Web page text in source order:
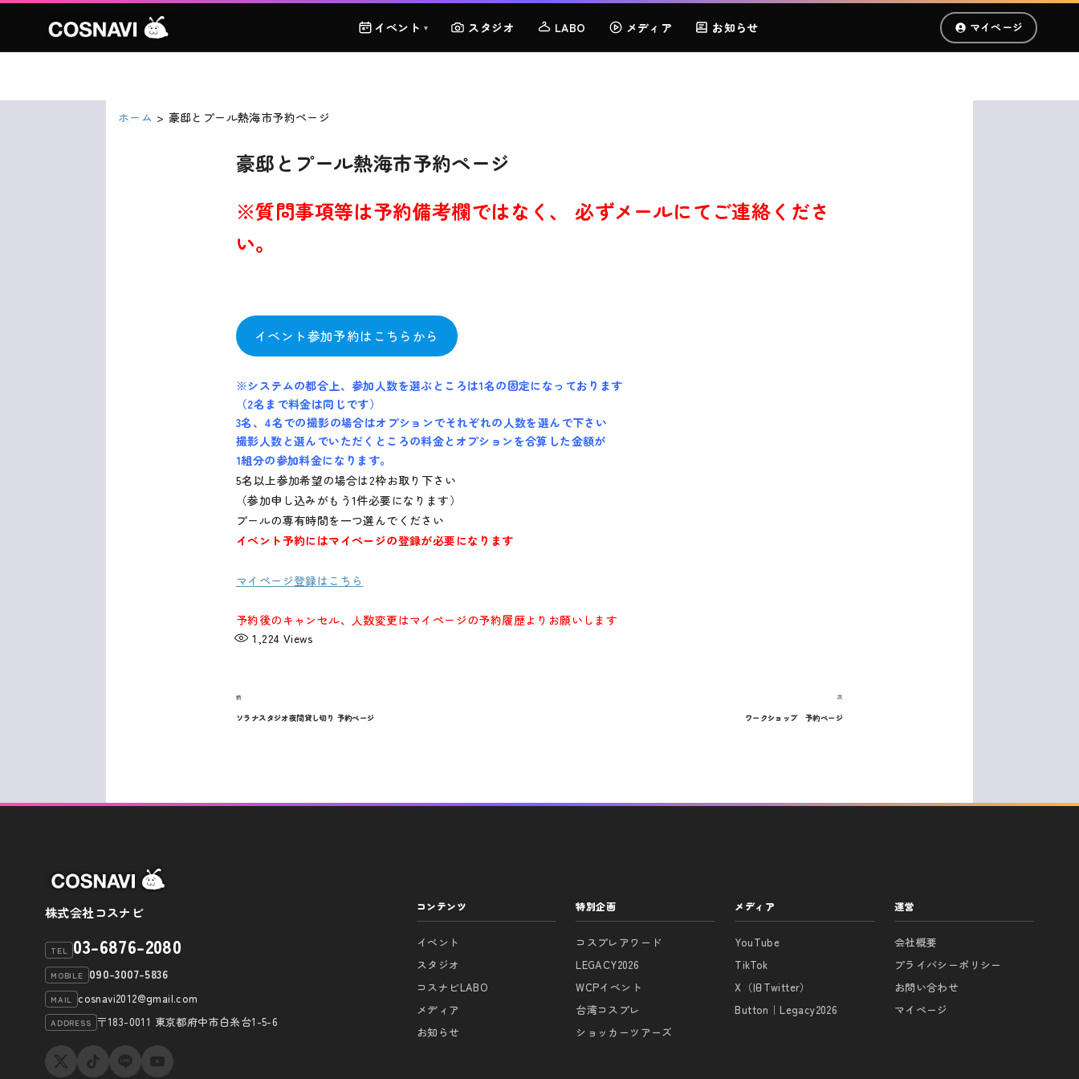
イベント ▾ スタジオ LABO メディア お知らせ マイページ
ホーム 豪邸とプール熱海市予約ページ
豪邸とプール熱海市予約ページ
※質問事項等は予約備考欄ではなく、 必ずメールにてご連絡くださ
い。
イベント参加予約はこちらから
※システムの都合上、参加人数を選ぶところは1名の固定になっております
（2名まで料金は同じです）
3名、4名での撮影の場合はオプションでそれぞれの人数を選んで下さい
撮影人数と選んでいただくところの料金とオプションを合算した金額が
1組分の参加料金になります。
5名以上参加希望の場合は2枠お取り下さい
（参加申し込みがもう1件必要になります）
プールの専有時間を一つ選んでください
イベント予約にはマイページの登録が必要になります
マイページ登録はこちら
予約後のキャンセル、人数変更はマイページの予約履歴よりお願いします
1,224 Views
投
過
去
前
ソラナスタジオ夜間貸し切り 予約ページ
の
次
ワークショップ 予約ページ
株式会社コスナビ
TEL 03-6876-2080
MOBILE 090-3007-5836
MAIL cosnavi2012@gmail.com
ADDRESS 〒183-0011 東京都府中市白糸台1-5-6
コンテンツ
イベント
スタジオ
コスナビLABO
メディア
お知らせ
特別企画
コスプレアワード
LEGACY2026
WCPイベント
台湾コスプレ
ショッカーツアーズ
メディア
YouTube
TikTok
X（旧Twitter）
Button｜Legacy2026
運営
会社概要
プライバシーポリシー
お問い合わせ
マイページ